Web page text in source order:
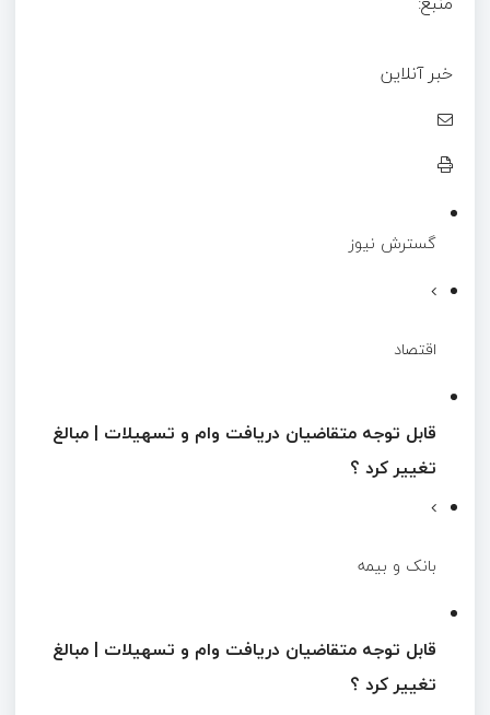
خبر آنلاین
گسترش نیوز
اقتصاد
قابل توجه متقاضیان دریافت وام و تسهیلات | مبالغ
تغییر کرد ؟
بانک و بیمه
قابل توجه متقاضیان دریافت وام و تسهیلات | مبالغ
تغییر کرد ؟